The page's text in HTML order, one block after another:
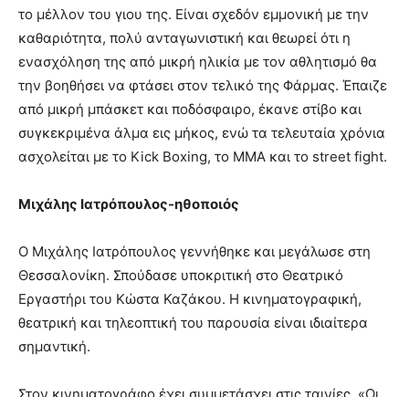
το μέλλον του γιου της. Είναι σχεδόν εμμονική με την
καθαριότητα, πολύ ανταγωνιστική και θεωρεί ότι η
ενασχόληση της από μικρή ηλικία με τον αθλητισμό θα
την βοηθήσει να φτάσει στον τελικό της Φάρμας. Έπαιζε
από μικρή μπάσκετ και ποδόσφαιρο, έκανε στίβο και
συγκεκριμένα άλμα εις μήκος, ενώ τα τελευταία χρόνια
ασχολείται με το Kick Boxing, το MMA και το street fight.
Μιχάλης Ιατρόπουλος-ηθοποιός
Ο Μιχάλης Ιατρόπουλος γεννήθηκε και μεγάλωσε στη
Θεσσαλονίκη. Σπούδασε υποκριτική στο Θεατρικό
Εργαστήρι του Κώστα Καζάκου. Η κινηματογραφική,
θεατρική και τηλεοπτική του παρουσία είναι ιδιαίτερα
σημαντική.